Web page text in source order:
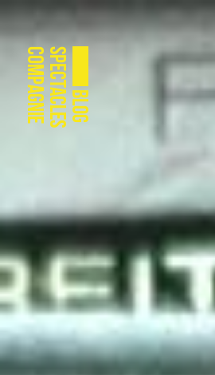
Blog
Spectacles
Compagnie